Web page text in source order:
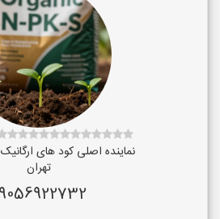
نماینده اصلی کود های
تهران